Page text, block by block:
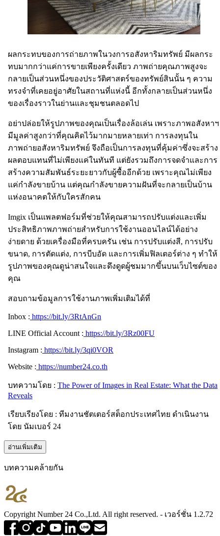
ผลกระทบของการถ่ายภาพในวงการอสังหาริมทรัพย์ มีผลกระ
ทบมากกว่าแค่การขายเพียงครั้งเดียว ภาพถ่ายคุณภาพสูงจะ
กลายเป็นส่วนหนึ่งของประวัติศาสตร์ของทรัพย์สินนั้น ๆ ความ
ทรงจำที่เคยอยู่อาศัยในสถานที่แห่งนี้ อีกทั้งกลายเป็นส่วนหนึ่ง
ของเรื่องราวในย่านและชุมชนตลอดไป
อย่าปล่อยให้รูปภาพของคุณเป็นเรื่องล้อเล่น เพราะภาพอสังหาฯ
มีมูลค่าสูงกว่าที่คุณคิดไว้มากมายหลายเท่า การลงทุนใน
ภาพถ่ายอสังหาริมทรัพย์ จึงถือเป็นการลงทุนที่คุ้มค่าซึ่งจะสร้าง
ผลตอบแทนที่ไม่เพียงแค่ในทันที แต่ยังรวมถึงการจดจำและการ
สร้างความสัมพันธ์ระยะยาวกับผู้ซื้ออีกด้วย เพราะคุณไม่เพียง
แค่กำลังขายบ้าน แต่คุณกำลังขายความฝันที่จะกลายเป็นบ้าน
แห่งอนาคตให้กับใครสักคน
Imgix เป็นแพลตฟอร์มที่ช่วยให้คุณสามารถปรับแต่งและเพิ่ม
ประสิทธิภาพภาพถ่ายสำหรับการใช้งานออนไลน์ได้อย่าง
ง่ายดาย ด้วยเครื่องมือที่ครบครัน เช่น การปรับแต่งสี, การปรับ
ขนาด, การตัดแต่ง, การบีบอัด และการเพิ่มฟิลเตอร์ต่าง ๆ ทำให้
รูปภาพของคุณดูน่าสนใจและดึงดูดผู้ชมมากขึ้นบนเว็บไซต์ของ
คุณ
สอบถามข้อมูลการใช้งานภาพเพิ่มเติมได้ที่
Inbox : https://bit.ly/3RtAnGn
LINE Official Account : https://bit.ly/3Rz00FU
Instagram : https://bit.ly/3qi0VOR
Website : https://number24.co.th
บทความโดย : The Power of Images in Real Estate: What the Data
Reveals
เรียบเรียงโดย : ทีมงานชัตเตอร์สต็อกประเทศไทย ดำเนินงาน
โดย นัมเบอร์ 24
อ่านเพิ่มเติม
บทความคล้ายกัน
Copyright Number 24 Co.,Ltd. All right reserved. - เวอร์ชั่น 1.2.72